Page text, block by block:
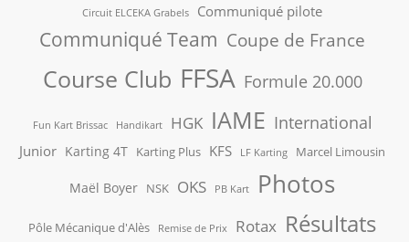
Circuit ELCEKA Grabels Communiqué pilote
Communiqué Team Coupe de France
Course Club FFSA Formule 20.000
Fun Kart Brissac Handikart HGK IAME International
Junior Karting 4T Karting Plus KFS LF Karting Marcel Limousin
Maël Boyer NSK OKS PB Kart Photos
Pôle Mécanique d'Alès Remise de Prix Rotax Résultats